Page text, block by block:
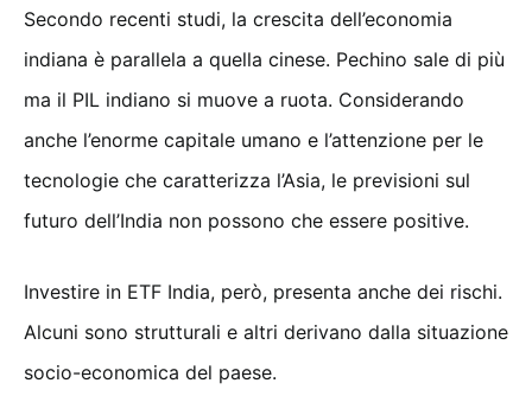
Secondo recenti studi, la crescita dell’economia
indiana è parallela a quella cinese. Pechino sale di più
ma il PIL indiano si muove a ruota. Considerando
anche l’enorme capitale umano e l’attenzione per le
tecnologie che caratterizza l’Asia, le previsioni sul
futuro dell’India non possono che essere positive.
Investire in ETF India, però, presenta anche dei rischi.
Alcuni sono strutturali e altri derivano dalla situazione
socio-economica del paese.